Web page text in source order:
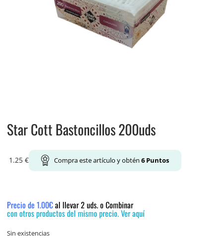
Star Cott Bastoncillos 200uds
1.25 € Compra este artículo y obtén 6Puntos
Precio de 1.00€al llevar 2 uds. o Combinar
con otros productos del mismo precio. Ver aquí
Sin existencias